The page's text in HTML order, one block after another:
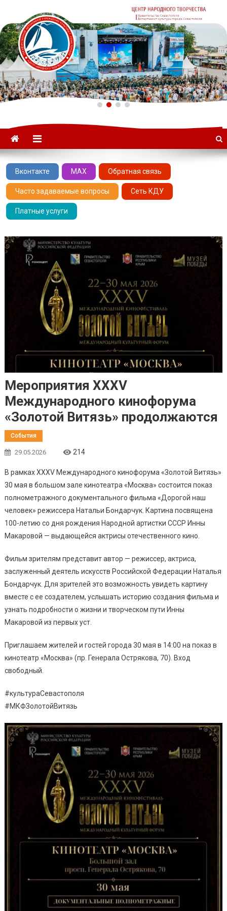
ГАУК «ЦНТ» –
Севастопольский Центр
народного творчества
Вконтакте MAX Обратная связь
Часто задаваемые вопросы Сеть КДУ
Платные услуги
Мероприятия ХХХV
Международного кинофорума
«Золотой Витязь» продолжаются
События
29.05.2026 214
В рамках XXXV Международного кинофорума «Золотой Витязь»
30 мая в большом зале кинотеатра «Москва» состоится показ
полнометражного документального фильма «Дорогой наш
человек» режиссера Натальи Бондарчук. Картина посвящена
100-летию со дня рождения Народной артистки СССР Инны
Макаровой — выдающейся актрисы отечественного кино.
Фильм зрителям представит автор — режиссер, актриса,
заслуженный деятель искусств Российской Федерации Наталья
Бондарчук. Для зрителей это возможность увидеть картину
вместе с ее создателем, услышать историю создания фильма и
узнать подробности о жизни и творческом пути Инны
Макаровой из первых уст.
Приглашаем жителей и гостей города 30 мая в 14:00 на показ в
кинотеатр «Москва» (пр. Генерала Острякова, 70). Вход
свободный.
#культураСевастополя
#МКФЗолотойВитязь